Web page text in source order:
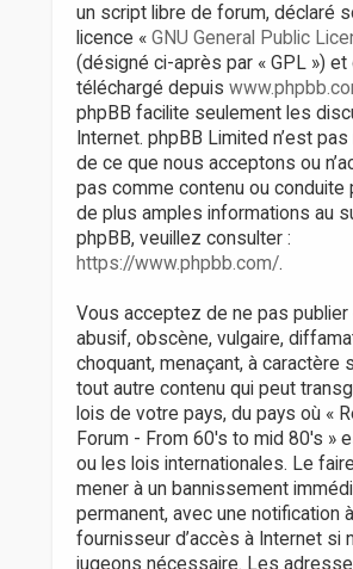
un script libre de forum, déclaré
licence « GNU General Public
(désigné ci-après par « GPL »)
téléchargé depuis
phpBB facilite seulement les
Internet. phpBB Limited n’est
de ce que nous acceptons ou
pas comme contenu ou conduite
de plus amples informations au
phpBB, veuillez consulter :
https://www.phpbb.com/.
Vous acceptez de ne pas publier
abusif, obscène, vulgaire,
choquant, menaçant, à caractère
tout autre contenu qui peut
lois de votre pays, du pays où «
Forum - From 60's to mid 80's »
ou les lois internationales. Le
mener à un bannissement
permanent, avec une notification
fournisseur d’accès à Internet si
jugeons nécessaire. Les